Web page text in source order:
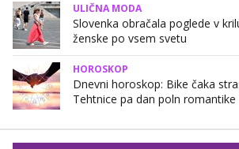
ULIČNA MODA
Slovenka obračala poglede v
ženske po vsem svetu
HOROSKOP
Dnevni horoskop: Bike čaka
Tehtnice pa dan poln romantike